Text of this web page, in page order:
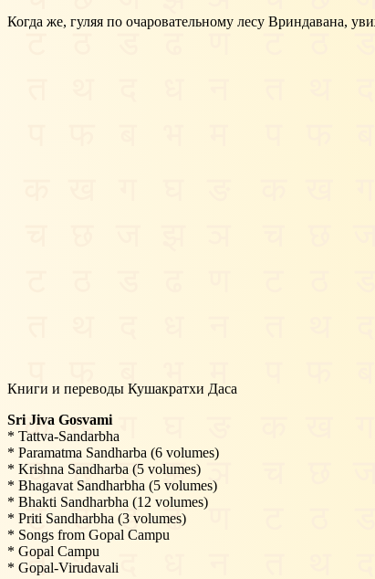
Когда же, гуляя по очаровательному лесу Вриндавана,
Книги и переводы Кушакратхи Даса
Sri Jiva Gosvami
* Tattva-Sandarbha
* Paramatma Sandharba (6 volumes)
* Krishna Sandharba (5 volumes)
* Bhagavat Sandharbha (5 volumes)
* Bhakti Sandharbha (12 volumes)
* Priti Sandharbha (3 volumes)
* Songs from Gopal Campu
* Gopal Campu
* Gopal-Virudavali